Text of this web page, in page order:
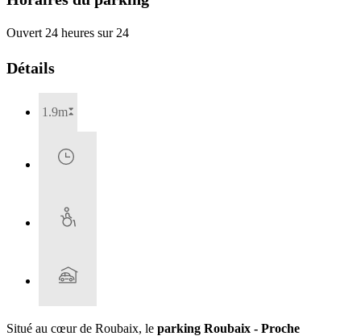
Ouvert 24 heures sur 24
Détails
1.9m
Situé au cœur de Roubaix, le parking Roubaix - Proche